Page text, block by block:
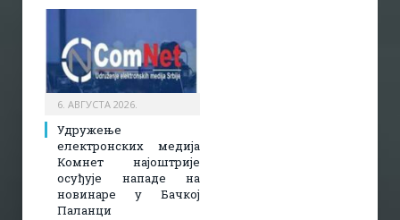
6. АВГУСТА 2026.
Удружење
електронских медија
Комнет најоштрије
осуђује нападе на
новинаре у Бачкој
Паланци